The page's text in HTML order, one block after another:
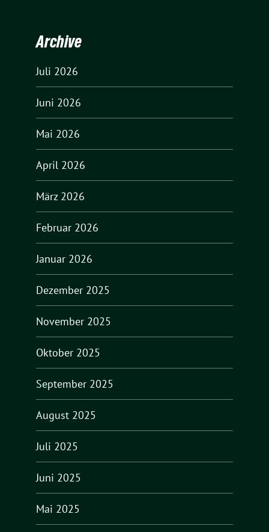
Archive
Juli 2026
Juni 2026
Mai 2026
April 2026
März 2026
Februar 2026
Januar 2026
Dezember 2025
November 2025
Oktober 2025
September 2025
August 2025
Juli 2025
Juni 2025
Mai 2025